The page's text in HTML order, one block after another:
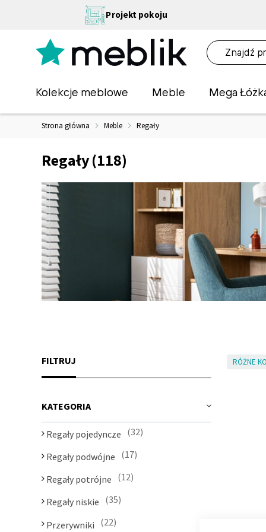
Projekt pokoju
Kolekcje meblowe Meble Mega
Strona główna Meble Regały
Regały(118)
RÓŻNE
FILTRUJ
KATEGORIA
Regały pojedyncze 32
Regały podwójne 17
Regały potrójne 12
Regały niskie 35
Przerywniki 22